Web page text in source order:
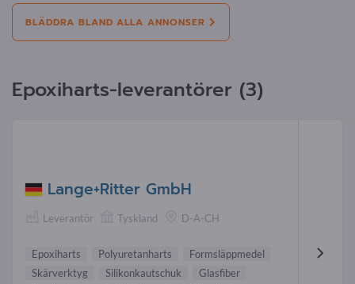
BLÄDDRA BLAND ALLA ANNONSER
Epoxiharts-leverantörer (3)
Lange+Ritter GmbH
Leverantör Tyskland D-A-CH
Epoxiharts Polyuretanharts
Formsläppmedel
Skärverktyg
Silikonkautschuk
Glasfiber